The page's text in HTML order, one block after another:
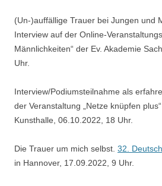
(Un-)auffällige Trauer bei Jungen und
Interview auf der Online-
Männlichkeiten“ der Ev. Akademie
Uhr.
Interview/Podiumsteilnahme als
der Veranstaltung „Netze knüpfen
Kunsthalle, 06.10.2022, 18 Uhr.
Die Trauer um mich selbst. 32.
in Hannover, 17.09.2022, 9 Uhr.